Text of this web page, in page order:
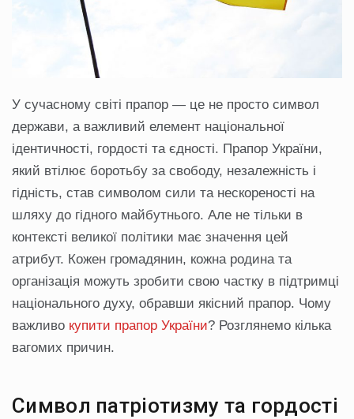
У сучасному світі прапор — це не просто символ
держави, а важливий елемент національної
ідентичності, гордості та єдності. Прапор України,
який втілює боротьбу за свободу, незалежність і
гідність, став символом сили та нескореності на
шляху до гідного майбутнього. Але не тільки в
контексті великої політики має значення цей
атрибут. Кожен громадянин, кожна родина та
організація можуть зробити свою частку в підтримці
національного духу, обравши якісний прапор. Чому
важливо купити прапор України? Розглянемо кілька
вагомих причин.
Символ патріотизму та гордості